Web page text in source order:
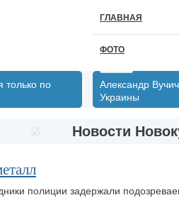
ГЛАВНАЯ
ФОТО
только по
Александр
Украины
Новости
полиции задержали